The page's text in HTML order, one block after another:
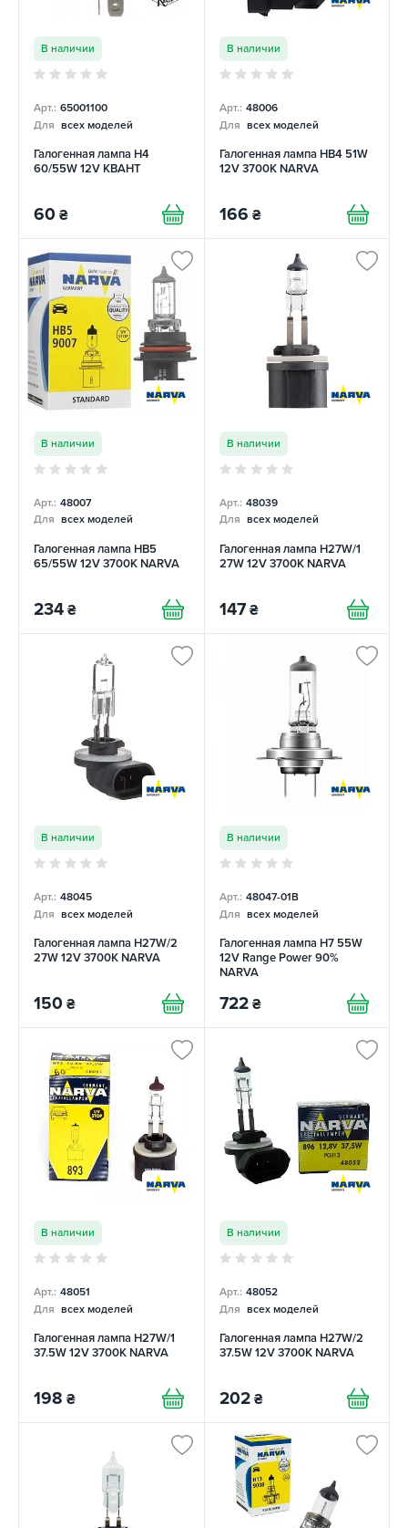
В наличии
Арт.: 65001100
Для всех моделей
Галогенная лампа H4
60/55W 12V КВАНТ
60 ₴
В наличии
Арт.: 48006
Для всех моделей
Галогенная лампа HB4 51W
12V 3700К NARVA
166 ₴
В наличии
Арт.: 48007
Для всех моделей
Галогенная лампа HB5
65/55W 12V 3700К NARVA
234 ₴
В наличии
Арт.: 48039
Для всех моделей
Галогенная лампа H27W/1
27W 12V 3700К NARVA
147 ₴
В наличии
Арт.: 48045
Для всех моделей
Галогенная лампа H27W/2
27W 12V 3700К NARVA
150 ₴
В наличии
Арт.: 48047-01B
Для всех моделей
Галогенная лампа H7 55W
12V Range Power 90%
NARVA
722 ₴
В наличии
Арт.: 48051
Для всех моделей
Галогенная лампа H27W/1
37.5W 12V 3700K NARVA
198 ₴
В наличии
Арт.: 48052
Для всех моделей
Галогенная лампа H27W/2
37.5W 12V 3700K NARVA
202 ₴